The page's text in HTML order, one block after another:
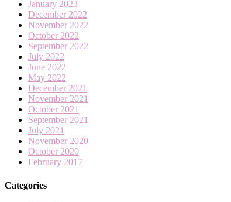
January 2023
December 2022
November 2022
October 2022
September 2022
July 2022
June 2022
May 2022
December 2021
November 2021
October 2021
September 2021
July 2021
November 2020
October 2020
February 2017
Categories